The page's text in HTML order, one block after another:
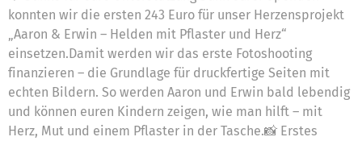
konnten wir die ersten 243 Euro für unser Herzensprojekt
„Aaron & Erwin – Helden mit Pflaster und Herz“
einsetzen.Damit werden wir das erste Fotoshooting
finanzieren – die Grundlage für druckfertige Seiten mit
echten Bildern. So werden Aaron und Erwin bald lebendig
und können euren Kindern zeigen, wie man hilft – mit
Herz, Mut und einem Pflaster in der Tasche.📸 Erstes